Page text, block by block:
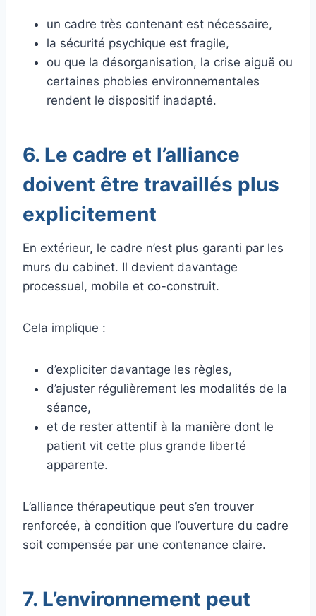
un cadre très contenant est nécessaire,
la sécurité psychique est fragile,
ou que la désorganisation, la crise aiguë ou
certaines phobies environnementales
rendent le dispositif inadapté.
6. Le cadre et l’alliance
doivent être travaillés plus
explicitement
En extérieur, le cadre n’est plus garanti par les
murs du cabinet. Il devient davantage
processuel, mobile et co-construit.
Cela implique :
d’expliciter davantage les règles,
d’ajuster régulièrement les modalités de la
séance,
et de rester attentif à la manière dont le
patient vit cette plus grande liberté
apparente.
L’alliance thérapeutique peut s’en trouver
renforcée, à condition que l’ouverture du cadre
soit compensée par une contenance claire.
7. L’environnement peut